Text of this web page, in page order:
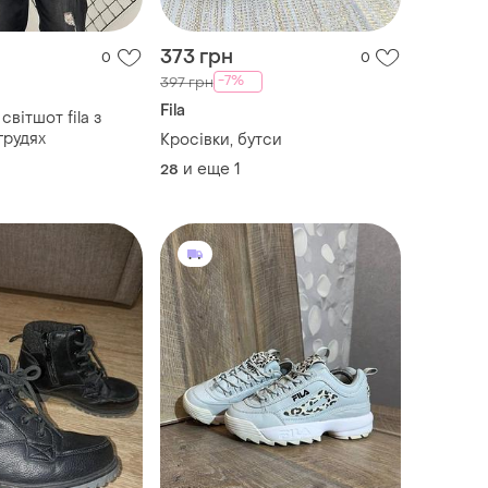
0
fila з
373 грн 0
397 грн -7%
Fila
Кросівки, бутси
28 и еще 1